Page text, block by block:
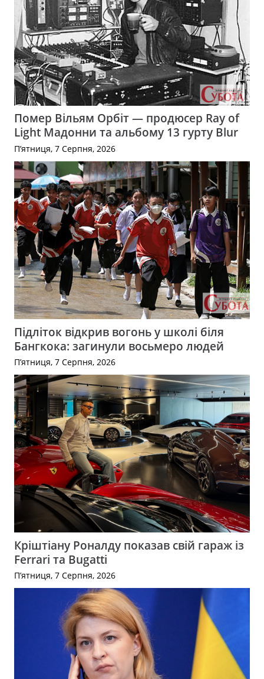
Помер Вільям Орбіт — продюсер Ray of
Light Мадонни та альбому 13 гурту Blur
П’ятниця, 7 Серпня, 2026
Підліток відкрив вогонь у школі біля
Бангкока: загинули восьмеро людей
П’ятниця, 7 Серпня, 2026
Кріштіану Роналду показав свій гараж із
Ferrari та Bugatti
П’ятниця, 7 Серпня, 2026